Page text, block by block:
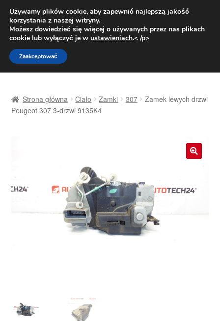
DOSTAWA od 31 zł
Pn.-pt. 9:00-16:00800 003 167
Przejdź
do
nawigacji
Przejdź
do
treści
Dostawa
Moje konto
O nas
Skarga
Strona główna Ciało Zamki 307
Zamek lewych drzwi
Peugeot 307 3-drzwi 9135K4
Używamy plików cookie, aby zapewnić najlepszą jakość
korzystania z naszej witryny.
Możesz dowiedzieć się więcej o używanych przez nas plikach
cookie lub wyłączyć je w ustawieniach.< /p>
Zaakceptować